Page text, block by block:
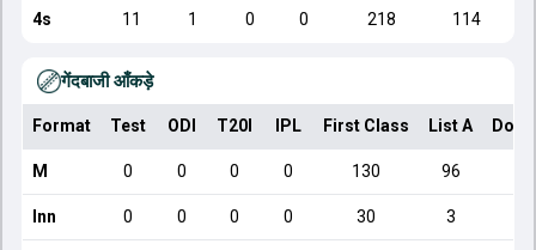
4s 11 1 0 0 218 114
गेंदबाजी आँकड़े
Format Test ODI T20I IPL First Class List A
M 0 0 0 0 130 96
Inn 0 0 0 0 30 3